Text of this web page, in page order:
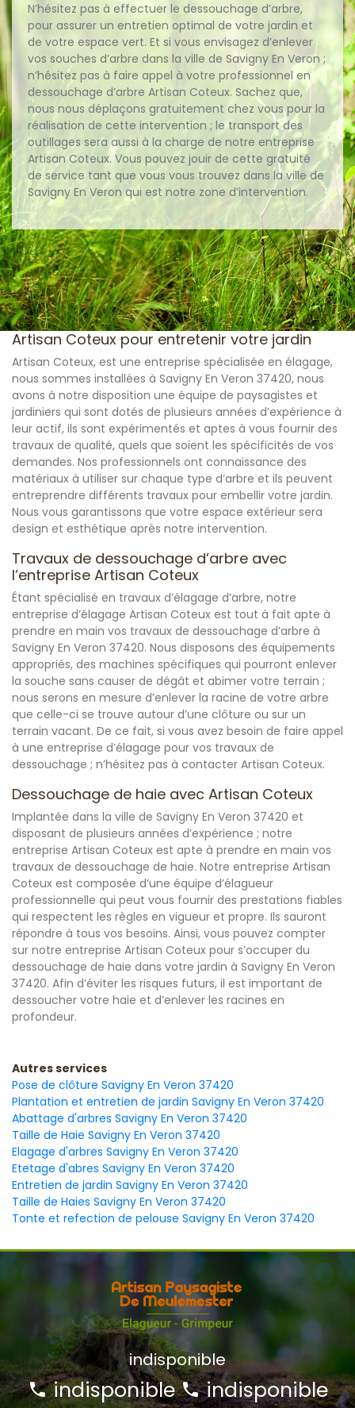
N’hésitez pas à effectuer le dessouchage d’arbre,
pour assurer un entretien optimal de votre jardin et
de votre espace vert. Et si vous envisagez d’enlever
vos souches d’arbre dans la ville de Savigny En Veron ;
n’hésitez pas à faire appel à votre professionnel en
dessouchage d’arbre Artisan Coteux. Sachez que,
nous nous déplaçons gratuitement chez vous pour la
réalisation de cette intervention ; le transport des
outillages sera aussi à la charge de notre entreprise
Artisan Coteux. Vous pouvez jouir de cette gratuité
de service tant que vous vous trouvez dans la ville de
Savigny En Veron qui est notre zone d’intervention.
Artisan Coteux pour entretenir votre jardin
Artisan Coteux, est une entreprise spécialisée en élagage,
nous sommes installées à Savigny En Veron 37420, nous
avons à notre disposition une équipe de paysagistes et
jardiniers qui sont dotés de plusieurs années d’expérience à
leur actif, ils sont expérimentés et aptes à vous fournir des
travaux de qualité, quels que soient les spécificités de vos
demandes. Nos professionnels ont connaissance des
matériaux à utiliser sur chaque type d’arbre et ils peuvent
entreprendre différents travaux pour embellir votre jardin.
Nous vous garantissons que votre espace extérieur sera
design et esthétique après notre intervention.
Travaux de dessouchage d’arbre avec
l’entreprise Artisan Coteux
Étant spécialisé en travaux d’élagage d’arbre, notre
entreprise d’élagage Artisan Coteux est tout à fait apte à
prendre en main vos travaux de dessouchage d’arbre à
Savigny En Veron 37420. Nous disposons des équipements
appropriés, des machines spécifiques qui pourront enlever
la souche sans causer de dégât et abimer votre terrain ;
nous serons en mesure d’enlever la racine de votre arbre
que celle-ci se trouve autour d’une clôture ou sur un
terrain vacant. De ce fait, si vous avez besoin de faire appel
à une entreprise d’élagage pour vos travaux de
dessouchage ; n’hésitez pas à contacter Artisan Coteux.
Dessouchage de haie avec Artisan Coteux
Implantée dans la ville de Savigny En Veron 37420 et
disposant de plusieurs années d’expérience ; notre
entreprise Artisan Coteux est apte à prendre en main vos
travaux de dessouchage de haie. Notre entreprise Artisan
Coteux est composée d’une équipe d’élagueur
professionnelle qui peut vous fournir des prestations fiables
qui respectent les règles en vigueur et propre. Ils sauront
répondre à tous vos besoins. Ainsi, vous pouvez compter
sur notre entreprise Artisan Coteux pour s’occuper du
dessouchage de haie dans votre jardin à Savigny En Veron
37420. Afin d’éviter les risques futurs, il est important de
dessoucher votre haie et d’enlever les racines en
profondeur.
Autres services
Pose de clôture Savigny En Veron 37420
Plantation et entretien de jardin Savigny En Veron 37420
Abattage d'arbres Savigny En Veron 37420
Taille de Haie Savigny En Veron 37420
Elagage d'arbres Savigny En Veron 37420
Etetage d'abres Savigny En Veron 37420
Entretien de jardin Savigny En Veron 37420
Taille de Haies Savigny En Veron 37420
Tonte et refection de pelouse Savigny En Veron 37420
indisponible
indisponible indisponible